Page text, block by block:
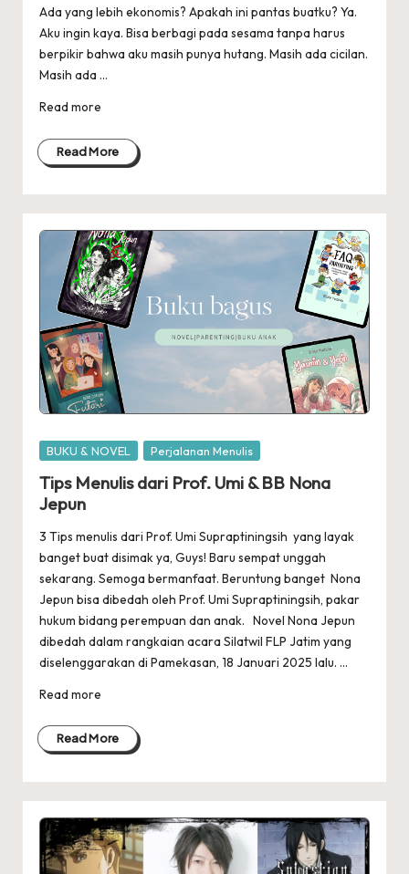
Ada yang lebih ekonomis? Apakah ini pantas buatku? Ya.
Aku ingin kaya. Bisa berbagi pada sesama tanpa harus
berpikir bahwa aku masih punya hutang. Masih ada cicilan.
Masih ada ...
Read more
Read More
Posted
BUKU & NOVEL Perjalanan Menulis
Tips Menulis dari Prof. Umi & BB Nona
Jepun
3 Tips menulis dari Prof. Umi Supraptiningsih yang layak
banget buat disimak ya, Guys! Baru sempat unggah
sekarang. Semoga bermanfaat. Beruntung banget Nona
Jepun bisa dibedah oleh Prof. Umi Supraptiningsih, pakar
hukum bidang perempuan dan anak. Novel Nona Jepun
dibedah dalam rangkaian acara Silatwil FLP Jatim yang
diselenggarakan di Pamekasan, 18 Januari 2025 lalu. ...
Read more
Read More